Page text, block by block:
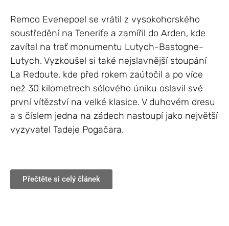
Remco Evenepoel se vrátil z vysokohorského
soustředění na Tenerife a zamířil do Arden, kde
zavítal na trať monumentu Lutych-Bastogne-
Lutych. Vyzkoušel si také nejslavnější stoupání
La Redoute, kde před rokem zaútočil a po více
než 30 kilometrech sólového úniku oslavil své
první vítězství na velké klasice. V duhovém dresu
a s číslem jedna na zádech nastoupí jako největší
vyzyvatel Tadeje Pogačara.
Přečtěte si celý článek